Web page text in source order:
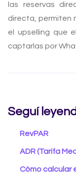
las reservas
directa, permiten
el upselling que
captarlas por
Seguí
RevPAR
ADR (Tarifa
Cómo calcular